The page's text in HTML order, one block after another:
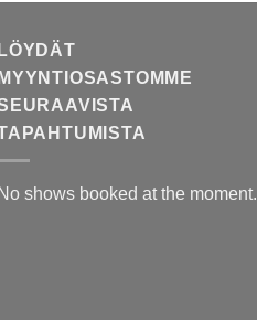
LÖYDÄT
MYYNTIOSASTOMME
No shows booked at the moment.